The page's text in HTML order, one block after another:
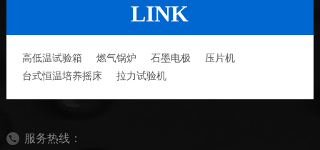
LINK
高低温试验箱 燃气锅炉 石墨电极
压片机
台式恒温培养摇床
拉力试验机
服务热线：